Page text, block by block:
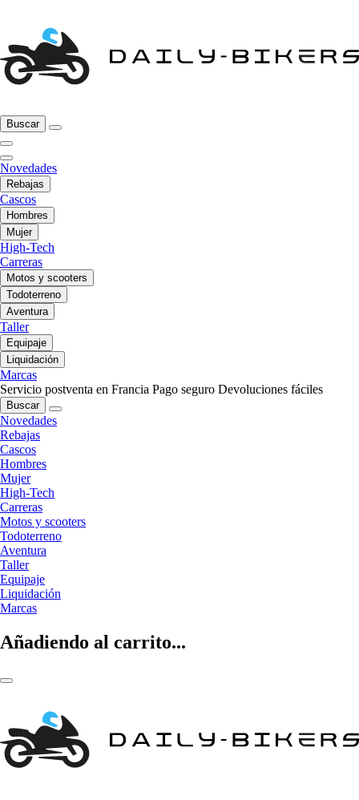
Buscar
Novedades
Rebajas
Cascos
Hombres
Mujer
High-Tech
Carreras
Motos y scooters
Todoterreno
Aventura
Taller
Equipaje
Liquidación
Marcas
Servicio postventa en Francia Pago seguro Devoluciones fáciles
Buscar
Novedades
Rebajas
Cascos
Hombres
Mujer
High-Tech
Carreras
Motos y scooters
Todoterreno
Aventura
Taller
Equipaje
Liquidación
Marcas
Añadiendo al carrito...